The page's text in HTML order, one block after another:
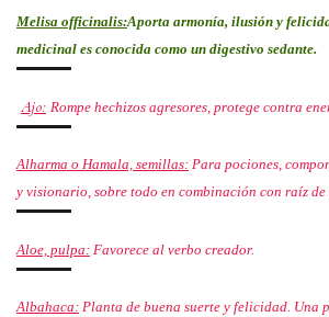
Melisa officinalis:Aporta armonía, ilusión y
medicinal es conocida como un digestivo sedante.
Ajo: Rompe hechizos agresores, protege contra
Alharma o Hamala, semillas: Para pociones,
y visionario, sobre todo en combinación con raíz de
Aloe, pulpa: Favorece al verbo creador.
Albahaca: Planta de buena suerte y felicidad. Una